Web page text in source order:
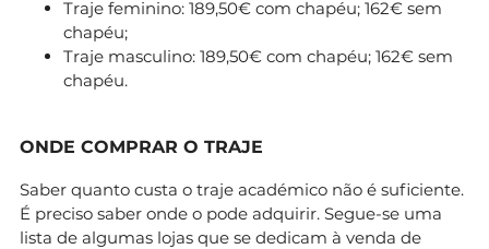
Traje feminino: 189,50€ com chapéu; 162€ sem
chapéu;
Traje masculino: 189,50€ com chapéu; 162€ sem
chapéu.
ONDE COMPRAR O TRAJE
Saber quanto custa o traje académico não é suficiente.
É preciso saber onde o pode adquirir. Segue-se uma
lista de algumas lojas que se dedicam à venda de